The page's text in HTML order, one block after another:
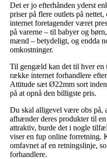
Det er jo efterhånden yderst
priser på flere outlets på
internet foretagender været
på varerne – til babyer og
mænd – betydeligt, og endda
omkostninger.
Til gengæld kan det til hver en
række internet forhandlere
Attitude sæt Ø22mm sort
på at opnå den billigste pris.
Du skal alligevel være obs på,
afhænder deres produkter til
attraktiv, burde det i nogle
viser en fup online forretning.
omfavnet af en retningslinje,
forhandlere.